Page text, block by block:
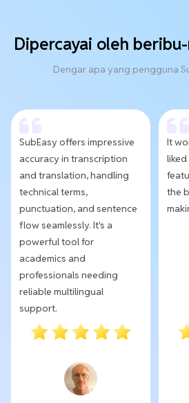
Dipercayai oleh
Dengar apa yang pengguna
SubEasy offers impressive
accuracy in transcription
and translation, handling
technical terms,
punctuation, and sentence
flow seamlessly. It's a
powerful tool for
academics and
professionals needing
reliable multilingual
support.
It
the